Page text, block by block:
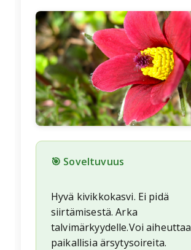
🌱
🎯 Soveltuvuus
Hyvä kivikkokasvi. Ei pidä
siirtämisestä. Arka
talvimärkyydelle.Voi aiheuttaa
paikallisia ärsytysoireita.